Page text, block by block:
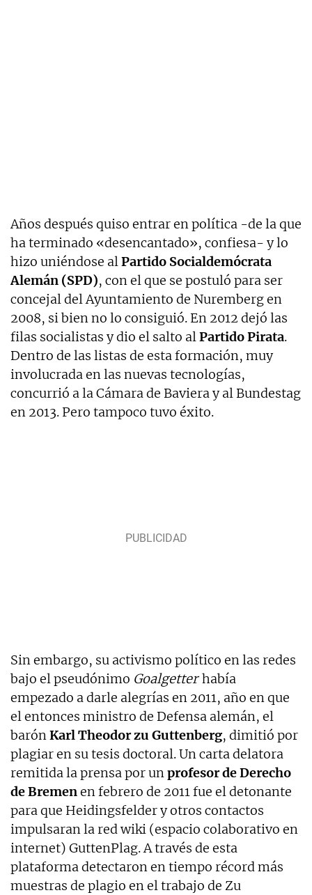
Años después quiso entrar en política -de la que
ha terminado «desencantado», confiesa- y lo
hizo uniéndose alPartido Socialdemócrata
Alemán (SPD), con el que se postuló para ser
concejal del Ayuntamiento de Nuremberg en
2008, si bien no lo consiguió. En 2012 dejó las
filas socialistas y dio el salto alPartido Pirata.
Dentro de las listas de esta formación, muy
involucrada en las nuevas tecnologías,
concurrió a la Cámara de Baviera y al Bundestag
en 2013. Pero tampoco tuvo éxito.
Sin embargo, su activismo político en las redes
bajo el pseudónimo Goalgetterhabía
empezado a darle alegrías en 2011, año en que
el entonces ministro de Defensa alemán, el
barónKarl Theodor zu Guttenberg, dimitió por
plagiar en su tesis doctoral. Un carta delatora
remitida la prensa por unprofesor de Derecho
de Bremenen febrero de 2011 fue el detonante
para que Heidingsfelder y otros contactos
impulsaran la red wiki (espacio colaborativo en
internet) GuttenPlag. A través de esta
plataforma detectaron en tiempo récord más
muestras de plagio en el trabajo de Zu